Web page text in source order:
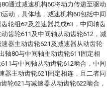
通过减速机构60将动力传递至驱动
动，具体地，减速机构60包括中间
轮组62及差速器总成63，中间轴齿
齿轮611及中间轴从动齿轮612，减
器主动齿轮621及减速器从动齿轮
轴80与中间轴主动齿轮611固定相
与中间轴从动齿轮612啮合，中间
器主动齿轮621固定相连，且二者同
轮621与减速器从动齿轮622啮合，